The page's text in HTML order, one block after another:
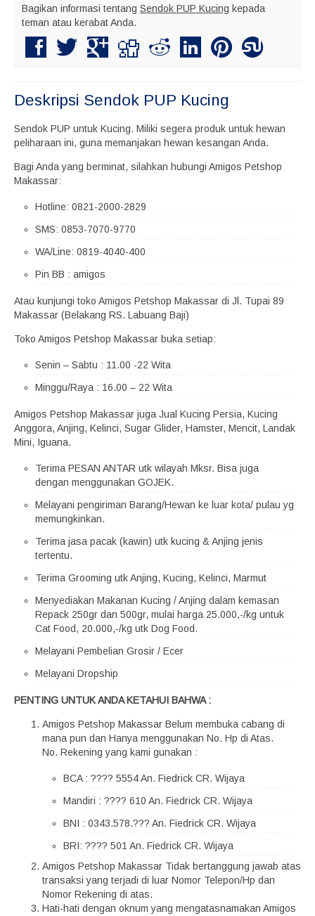
Bagikan informasi tentang Sendok PUP Kucing kepada
teman atau kerabat Anda.
Deskripsi Sendok PUP Kucing
Sendok PUP untuk Kucing. Miliki segera produk untuk hewan
peliharaan ini, guna memanjakan hewan kesangan Anda.
Bagi Anda yang berminat, silahkan hubungi Amigos Petshop
Makassar:
Hotline: 0821-2000-2829
SMS: 0853-7070-9770
WA/Line: 0819-4040-400
Pin BB : amigos
Atau kunjungi toko Amigos Petshop Makassar di Jl. Tupai 89
Makassar (Belakang RS. Labuang Baji)
Toko Amigos Petshop Makassar buka setiap:
Senin – Sabtu : 11.00 -22 Wita
Minggu/Raya : 16.00 – 22 Wita
Amigos Petshop Makassar juga Jual Kucing Persia, Kucing
Anggora, Anjing, Kelinci, Sugar Glider, Hamster, Mencit, Landak
Mini, Iguana.
Terima PESAN ANTAR utk wilayah Mksr. Bisa juga
dengan menggunakan GOJEK.
Melayani pengiriman Barang/Hewan ke luar kota/ pulau yg
memungkinkan.
Terima jasa pacak (kawin) utk kucing & Anjing jenis
tertentu.
Terima Grooming utk Anjing, Kucing, Kelinci, Marmut
Menyediakan Makanan Kucing / Anjing dalam kemasan
Repack 250gr dan 500gr, mulai harga 25.000,-/kg untuk
Cat Food, 20.000,-/kg utk Dog Food.
Melayani Pembelian Grosir / Ecer
Melayani Dropship
PENTING UNTUK ANDA KETAHUI BAHWA :
Amigos Petshop Makassar Belum membuka cabang di
mana pun dan Hanya menggunakan No. Hp di Atas.
No. Rekening yang kami gunakan :
BCA : ???? 5554 An. Fiedrick CR. Wijaya
Mandiri : ???? 610 An. Fiedrick CR. Wijaya
BNI : 0343.578.??? An. Fiedrick CR. Wijaya
BRI: ???? 501 An. Fiedrick CR. Wijaya
Amigos Petshop Makassar Tidak bertanggung jawab atas
transaksi yang terjadi di luar Nomor Telepon/Hp dan
Nomor Rekening di atas.
Hati-hati dengan oknum yang mengatasnamakan Amigos